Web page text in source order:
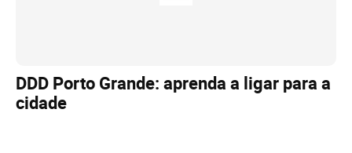
DDD Porto Grande: aprenda a ligar para a
cidade